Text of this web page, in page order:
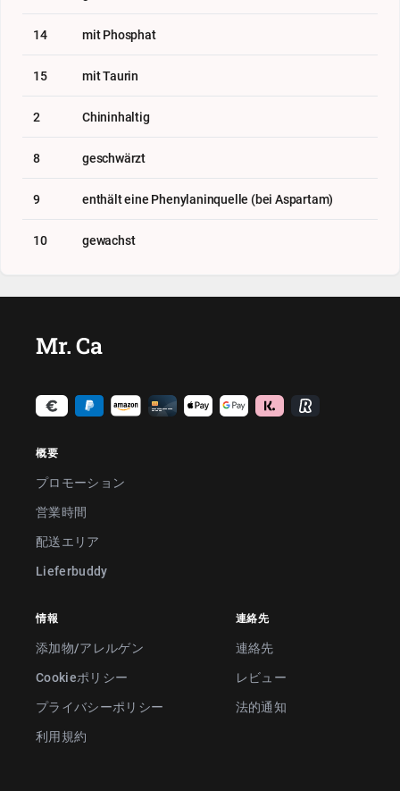
14 mit Phosphat
15 mit Taurin
2 Chininhaltig
8 geschwärzt
9 enthält eine Phenylaninquelle (bei Aspartam)
10 gewachst
Mr. Ca
概要
プロモーション
営業時間
配送エリア
Lieferbuddy
情報
添加物/アレルゲン
Cookieポリシー
プライバシーポリシー
利用規約
連絡先
連絡先
レビュー
法的通知